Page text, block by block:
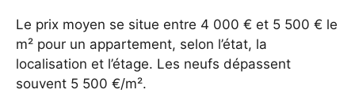
Le prix moyen se situe entre 4 000 € et 5 500 € le
m² pour un appartement, selon l’état, la
localisation et l’étage. Les neufs dépassent
souvent 5 500 €/m².